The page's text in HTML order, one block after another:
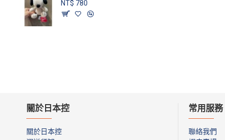
NT$ 780
關於日本控
關於日本控
常用服務
聯絡我們